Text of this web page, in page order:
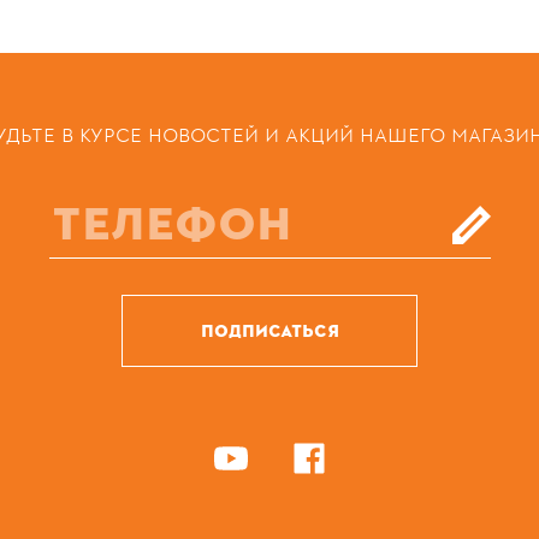
В КУРСЕ НОВОСТЕЙ И АКЦИЙ НАШЕГО
ПОДПИСАТЬСЯ